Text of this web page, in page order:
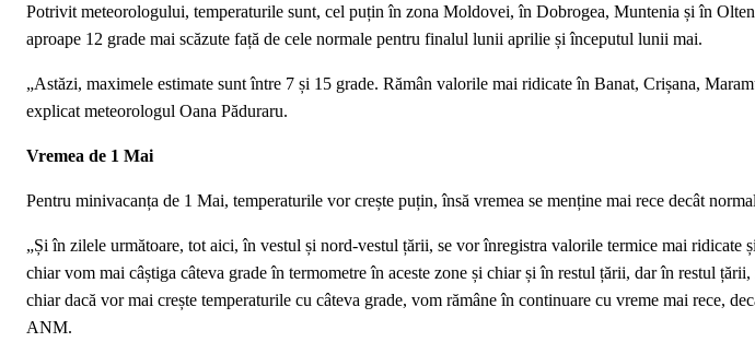
Potrivit meteorologului, temperaturile sunt, cel puțin în zona Moldovei, în Dobrogea, Muntenia și în
aproape 12 grade mai scăzute față de cele normale pentru finalul lunii aprilie și începutul lunii mai.
„Astăzi, maximele estimate sunt între 7 și 15 grade. Rămân valorile mai ridicate în Banat, Crișana,
explicat meteorologul Oana Păduraru.
Vremea de 1 Mai
Pentru minivacanța de 1 Mai, temperaturile vor crește puțin, însă vremea se menține mai rece decât
„Și în zilele următoare, tot aici, în vestul și nord-vestul țării, se vor înregistra valorile termice mai ridicate
chiar vom mai câștiga câteva grade în termometre în aceste zone și chiar și în restul țării, dar în restul
chiar dacă vor mai crește temperaturile cu câteva grade, vom rămâne în continuare cu vreme mai rece,
ANM.